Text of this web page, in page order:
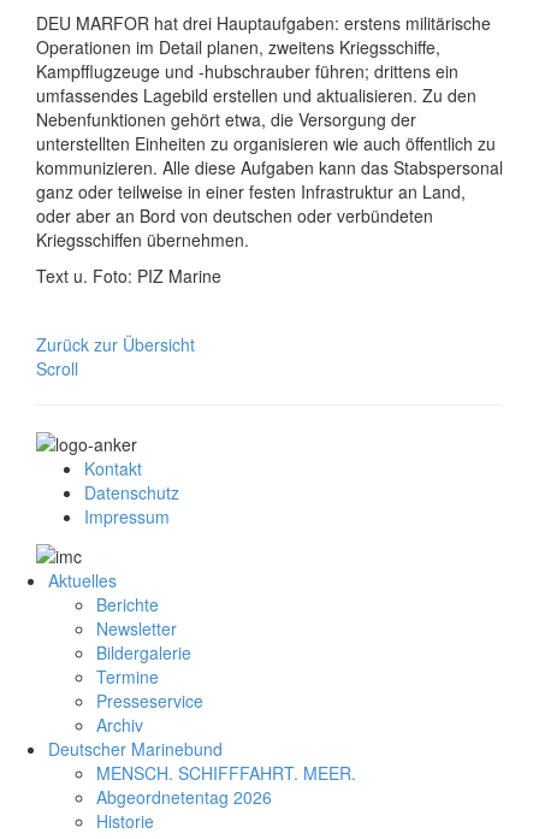
DEU MARFOR hat drei Hauptaufgaben: erstens militärische
Operationen im Detail planen, zweitens Kriegsschiffe,
Kampfflugzeuge und -hubschrauber führen; drittens ein
umfassendes Lagebild erstellen und aktualisieren. Zu den
Nebenfunktionen gehört etwa, die Versorgung der
unterstellten Einheiten zu organisieren wie auch öffentlich zu
kommunizieren. Alle diese Aufgaben kann das Stabspersonal
ganz oder teilweise in einer festen Infrastruktur an Land,
oder aber an Bord von deutschen oder verbündeten
Kriegsschiffen übernehmen.
Text u. Foto: PIZ Marine
Zurück zur Übersicht
Scroll
Kontakt
Datenschutz
Impressum
Aktuelles
Berichte
Newsletter
Bildergalerie
Termine
Presseservice
Archiv
Deutscher Marinebund
MENSCH. SCHIFFFAHRT. MEER.
Abgeordnetentag 2026
Historie